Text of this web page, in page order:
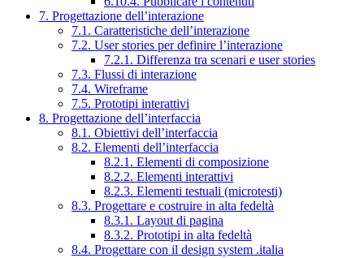
7. Progettazione dell’interazione
7.1. Caratteristiche dell’interazione
7.2. User stories per definire l’interazione
7.2.1. Differenza tra scenari e user stories
7.3. Flussi di interazione
7.4. Wireframe
7.5. Prototipi interattivi
8. Progettazione dell’interfaccia
8.1. Obiettivi dell’interfaccia
8.2. Elementi dell’interfaccia
8.2.1. Elementi di composizione
8.2.2. Elementi interattivi
8.2.3. Elementi testuali (microtesti)
8.3. Progettare e costruire in alta fedeltà
8.3.1. Layout di pagina
8.3.2. Prototipi in alta fedeltà
8.4. Progettare con il design system .italia